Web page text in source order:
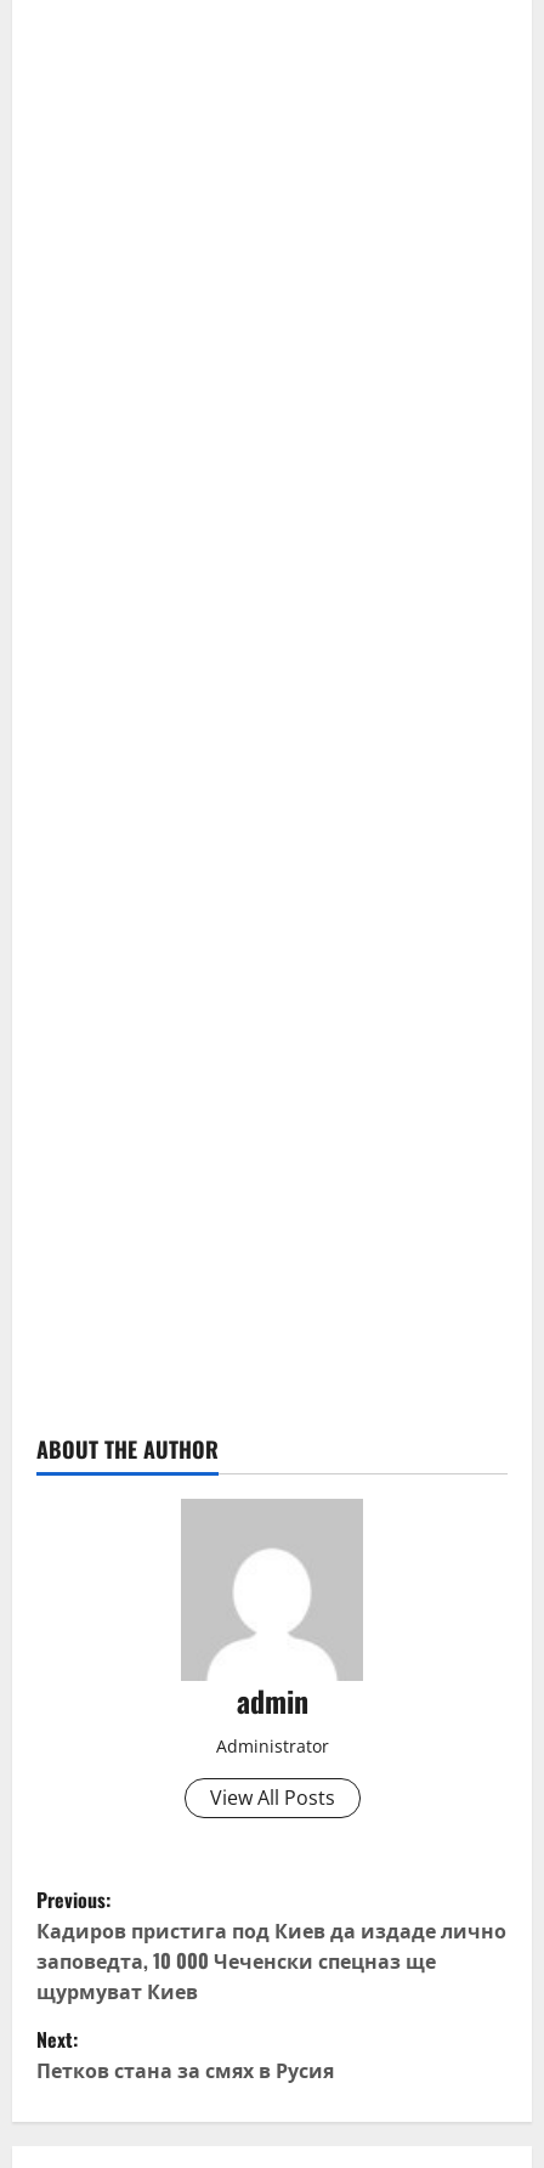
ABOUT THE AUTHOR
admin
Administrator
View All Posts
P
o
s
t
n
Previous:
Кадиров пристига под Киев да издаде лично
заповедта, 10 000 Чеченски спецназ ще
щурмуват Киев
Next:
Петков стана за смях в Русия